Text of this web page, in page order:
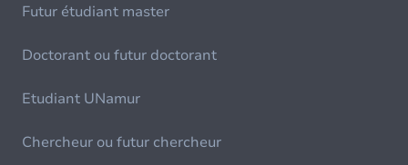
Futur étudiant master
Doctorant ou futur doctorant
Etudiant UNamur
Chercheur ou futur chercheur